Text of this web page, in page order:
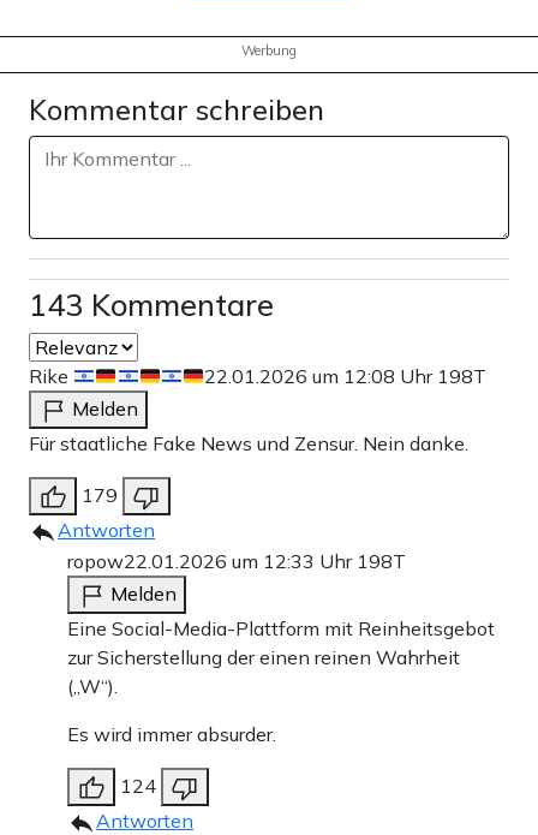
Werbung
Kommentar schreiben
143 Kommentare
Rike 22.01.2026 um 12:08 Uhr 198T
Melden
Für staatliche Fake News und Zensur. Nein danke.
179
Antworten
ropow22.01.2026 um 12:33 Uhr 198T
Melden
Eine Social-Media-Plattform mit Reinheitsgebot
zur Sicherstellung der einen reinen Wahrheit
(„W“).
Es wird immer absurder.
124
Antworten